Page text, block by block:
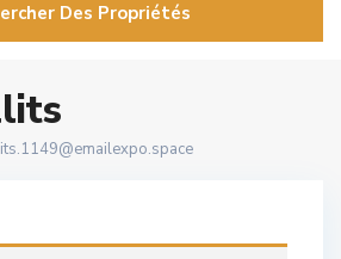
Des Propriétés